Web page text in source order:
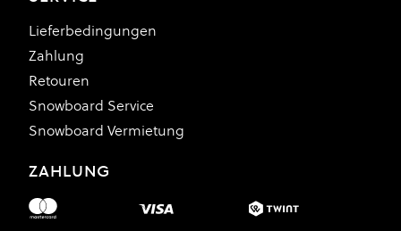
Lieferbedingungen
Zahlung
Retouren
Snowboard Service
Snowboard Vermietung
ZAHLUNG